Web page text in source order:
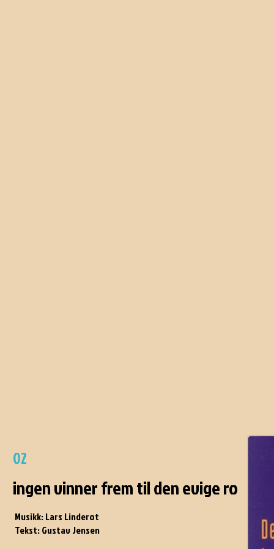
02
ingen vinner frem til den evige ro
Musikk: Lars Linderot
Tekst: Gustav Jensen